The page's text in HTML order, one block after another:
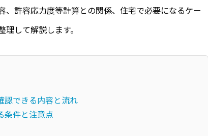
許容応力度等計算との関係、住宅で必要になるケー
して解説します。
できる内容と流れ
件と注意点